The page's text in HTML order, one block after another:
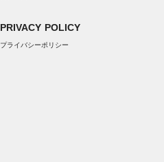
PRIVACY POLICY
プライバシーポリシー